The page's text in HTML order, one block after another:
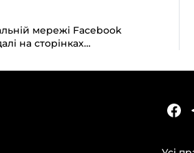
мережі Facebook
на сторінках…